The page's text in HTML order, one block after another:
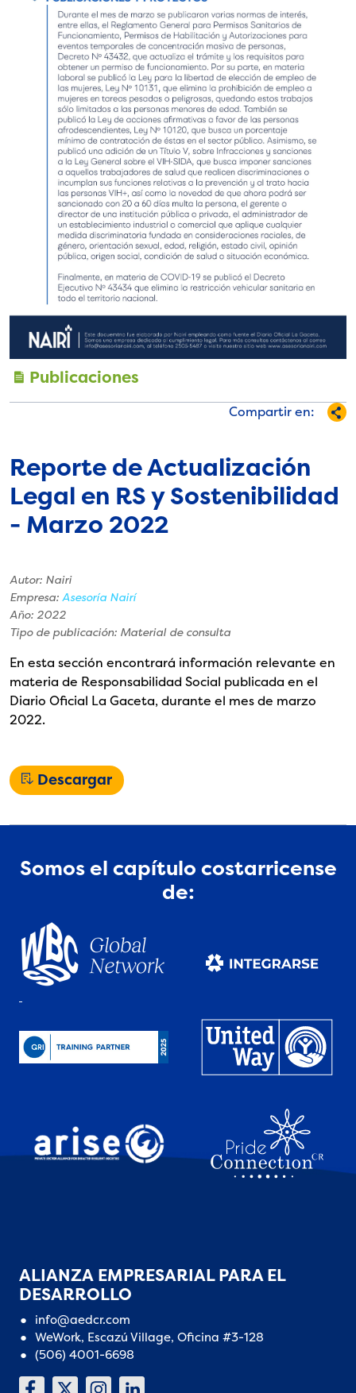
Publicaciones
Compartir en:
Reporte de Actualización
Legal en RS y Sostenibilidad
- Marzo 2022
Autor: Nairi
Empresa: Asesoría Nairí
Año: 2022
Tipo de publicación: Material de consulta
En esta sección encontrará información relevante en
materia de Responsabilidad Social publicada en el
Diario Oficial La Gaceta, durante el mes de marzo
2022.
Descargar
Somos el capítulo costarricense
de:
ALIANZA EMPRESARIAL PARA EL
DESARROLLO
info@aedcr.com
WeWork, Escazú Village, Oficina #3-128
(506) 4001-6698